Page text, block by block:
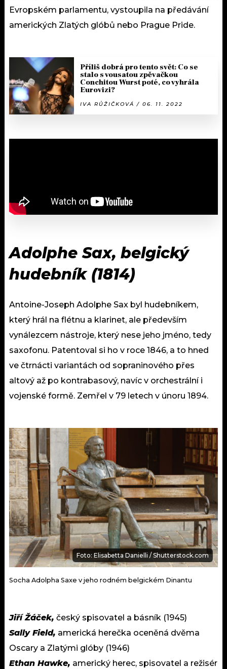
Evropském parlamentu, vystoupila na předávání
amerických Zlatých glóbů nebo Prague Pride.
Příliš dobrá pro tento svět: Co se
stalo s vousatou zpěvačkou
Conchitou Wurst poté, co vyhrála
Eurovizi?
IVA RŮŽIČKOVÁ / 06. 11. 2022
Adolphe Sax, belgický
hudebník (1814)
Antoine-Joseph Adolphe Sax byl hudebníkem,
který hrál na flétnu a klarinet, ale především
vynálezcem nástroje, který nese jeho jméno, tedy
saxofonu. Patentoval si ho v roce 1846, a to hned
ve čtrnácti variantách od sopraninového přes
altový až po kontrabasový, navíc v orchestrální i
vojenské formě. Zemřel v 79 letech v únoru 1894.
Foto: Elisabetta Danielli / Shutterstock.com
Socha Adolpha Saxe v jeho rodném belgickém Dinantu
Jiří Žáček, český spisovatel a básník (1945)
Sally Field, americká herečka oceněná dvěma
Oscary a Zlatými glóby (1946)
Ethan Hawke, americký herec, spisovatel a režisér